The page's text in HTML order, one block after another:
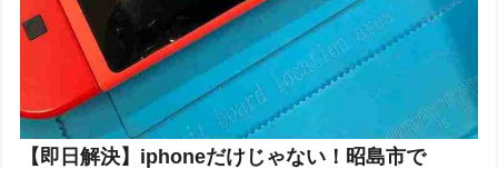
【即日解決】iphoneだけじゃない！昭島市で